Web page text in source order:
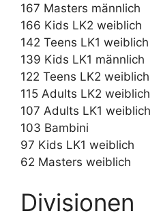
167 Masters männlich
166 Kids LK2 weiblich
142 Teens LK1 weiblich
139 Kids LK1 männlich
122 Teens LK2 weiblich
115 Adults LK2 weiblich
107 Adults LK1 weiblich
103 Bambini
97 Kids LK1 weiblich
62 Masters weiblich
Divisionen